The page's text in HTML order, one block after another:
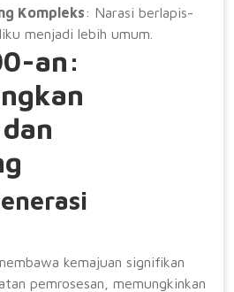
Kompleks: Narasi berlapis-
menjadi lebih umum.
an:
kemajuan signifikan
pemrosesan, memungkinkan